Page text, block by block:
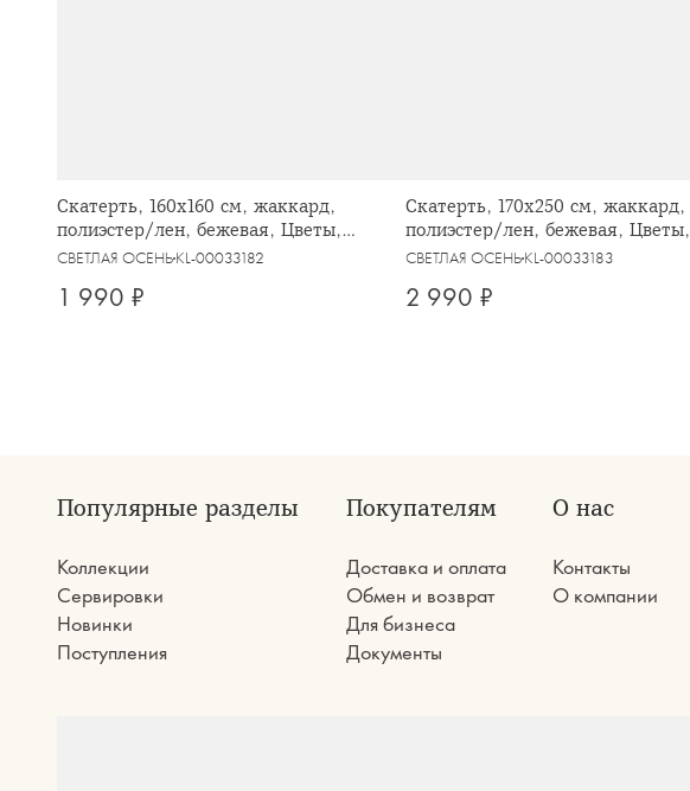
Скатерть, 160х160 см, жаккард,
полиэстер/лен, бежевая, Цветы,
Vernazza
СВЕТЛАЯ ОСЕНЬKL-00033182
1 990 ₽
Скатерть, 170х250 см, жаккард,
полиэстер/лен, бежевая, Цветы,
Vernazza
СВЕТЛАЯ ОСЕНЬKL-00033183
2 990 ₽
Популярные разделы
Коллекции
Сервировки
Новинки
Поступления
Покупателям
Доставка и оплата
Обмен и возврат
Для бизнеса
Документы
О нас
Контакты
О компании